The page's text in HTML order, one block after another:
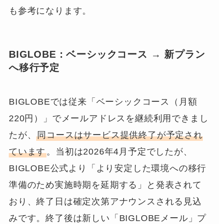
も参考になります。
BIGLOBE：ベーシックコース → 新プラン
へ移行予定
BIGLOBEでは従来「ベーシックコース（月額
220円）」でメールアドレスを継続利用できまし
たが、同コースはサービス提供終了が予定され
ています。当初は2026年4月予定でしたが、
BIGLOBE公式より「より安定した環境への移行
準備のため実施時期を延期する」と発表されて
おり、終了日は確定次第アナウンスされる見込
みです。終了後は新しい「BIGLOBEメール」プ